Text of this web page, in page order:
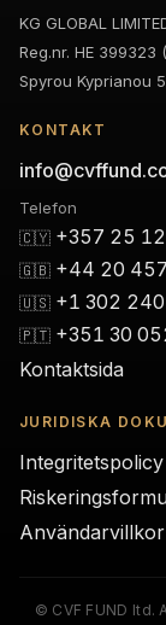
KG GLOBAL
Reg.nr. HE 399323
Spyrou Kyprianou
KONTAKT
Telefon
🇨🇾 +357 25
🇬🇧 +44 20
🇺🇸 +1 302
🇵🇹 +351 30
Kontaktsida
JURIDISKA
Integritetspolicy
Användarvillkor
© CVF FUND ltd.